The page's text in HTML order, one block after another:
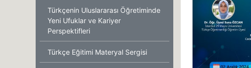
Türkçenin Uluslararası Öğretiminde
Yeni Ufuklar ve Kariyer
Perspektifleri
Türkçe Eğitimi Materyal Sergisi